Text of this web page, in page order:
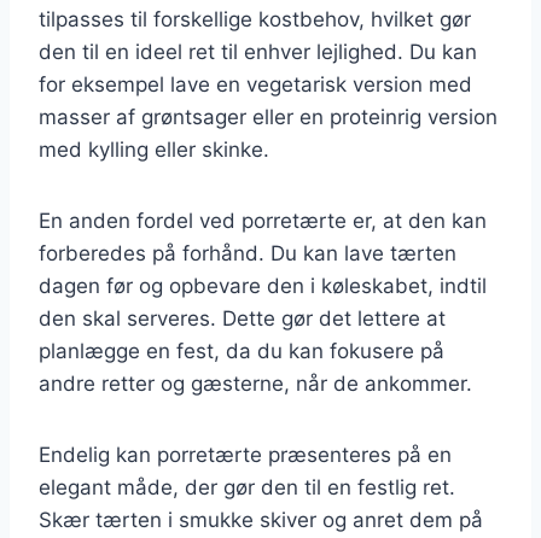
tilpasses til forskellige kostbehov, hvilket gør
den til en ideel ret til enhver lejlighed. Du kan
for eksempel lave en vegetarisk version med
masser af grøntsager eller en proteinrig version
med kylling eller skinke.
En anden fordel ved porretærte er, at den kan
forberedes på forhånd. Du kan lave tærten
dagen før og opbevare den i køleskabet, indtil
den skal serveres. Dette gør det lettere at
planlægge en fest, da du kan fokusere på
andre retter og gæsterne, når de ankommer.
Endelig kan porretærte præsenteres på en
elegant måde, der gør den til en festlig ret.
Skær tærten i smukke skiver og anret dem på